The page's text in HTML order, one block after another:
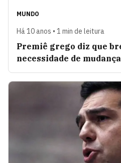
MUNDO
Há 10 anos • 1 min de leitura
Premiê grego diz que
necessidade de mudança